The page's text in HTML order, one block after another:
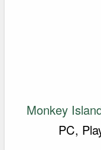
Monkey
PC,